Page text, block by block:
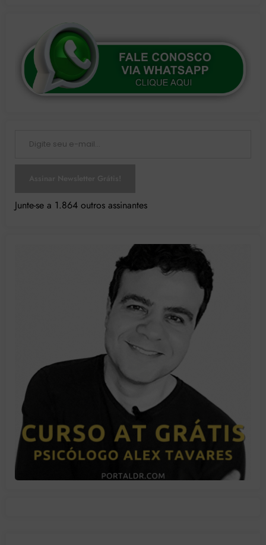
Junte-se a 1.864 outros assinantes